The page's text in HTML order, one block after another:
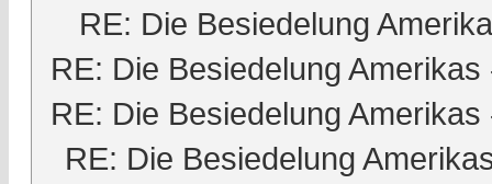
RE: Die Besiedelung
RE: Die Besiedelung Amerikas
RE: Die Besiedelung Amerikas
RE: Die Besiedelung